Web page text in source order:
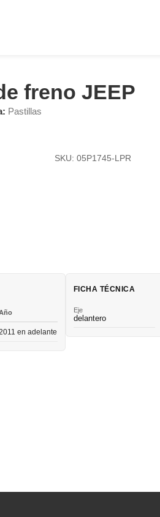
freno JEEP
Pastillas
SKU: 05P1745-LPR
en adelante
FICHA TÉCNICA
Eje
delantero